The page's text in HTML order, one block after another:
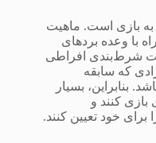
به بازی است. ماهیت
با وعده بردهای
شرط‌بندی افراطی
که سابقه
بنابراین، بسیار
کنند و
خود تعیین کنند.